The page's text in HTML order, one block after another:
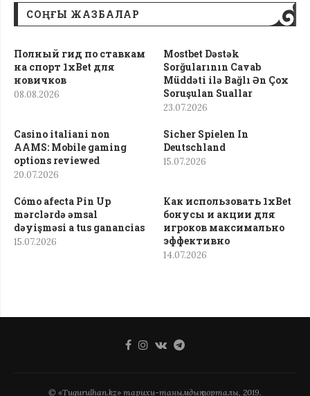
СОҢҒЫ ЖАЗБАЛАР
Полный гид по ставкам
на спорт 1xBet для
новичков
08.08.2026
Mostbet Dəstək
Sorğularının Cavab
Müddəti ilə Bağlı Ən Çox
Soruşulan Suallar
23.07.2026
Casino italiani non
AAMS: Mobile gaming
options reviewed
20.07.2026
Sicher Spielen In
Deutschland
15.07.2026
Cómo afecta Pin Up
mərclərdə əmsal
dəyişməsi a tus ganancias
15.07.2026
Как использовать 1xBet
бонусы и акции для
игроков максимально
эффективно
14.07.2026
© «Tugurulhan.kz» тарихи-танымдық порталы, 2019.